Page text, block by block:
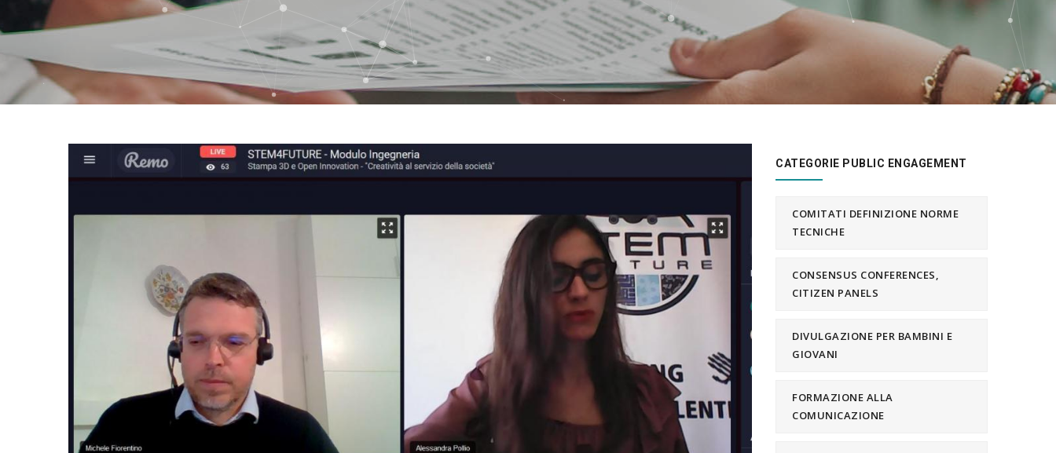
CATEGORIE PUBLIC ENGAGEMENT
COMITATI DEFINIZIONE NORME
TECNICHE
CONSENSUS CONFERENCES,
CITIZEN PANELS
DIVULGAZIONE PER BAMBINI E
GIOVANI
FORMAZIONE ALLA
COMUNICAZIONE